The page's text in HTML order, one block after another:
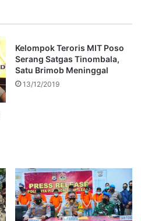
Kelompok Teroris MIT Poso
Serang Satgas Tinombala,
Satu Brimob Meninggal
13/12/2019